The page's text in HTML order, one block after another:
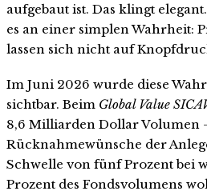
aufgebaut ist. Das klingt
es an einer simplen Wahrheit:
lassen sich nicht auf
Im Juni 2026 wurde diese
sichtbar. Beim Global Value
8,6 Milliarden Dollar Volumen
Rücknahmewünsche der
Schwelle von fünf Prozent bei
Prozent des Fondsvolumens